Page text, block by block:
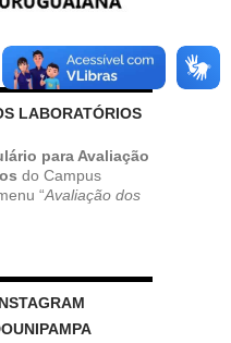
LABORATÓRIOS
para Avaliação
do Campus
“Avaliação dos